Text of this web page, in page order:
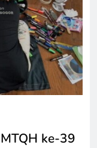
ke-39